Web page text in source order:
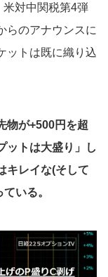
対中関税第4弾
らのアナウンスに
ットは既に織り込
物が+500円を超
ットは大盛り」し
キレイな(そして
いる。